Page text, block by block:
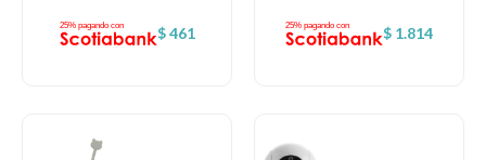
$ 461 $ 1.814